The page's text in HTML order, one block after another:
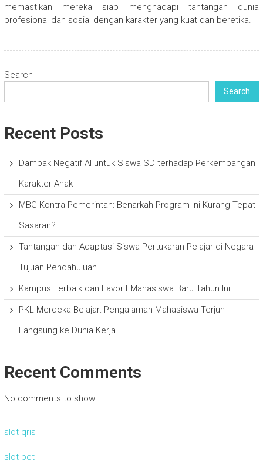
memastikan mereka siap menghadapi tantangan dunia
profesional dan sosial dengan karakter yang kuat dan beretika.
Search
Search
Recent Posts
Dampak Negatif AI untuk Siswa SD terhadap Perkembangan
Karakter Anak
MBG Kontra Pemerintah: Benarkah Program Ini Kurang Tepat
Sasaran?
Tantangan dan Adaptasi Siswa Pertukaran Pelajar di Negara
Tujuan Pendahuluan
Kampus Terbaik dan Favorit Mahasiswa Baru Tahun Ini
PKL Merdeka Belajar: Pengalaman Mahasiswa Terjun
Langsung ke Dunia Kerja
Recent Comments
No comments to show.
slot qris
slot bet